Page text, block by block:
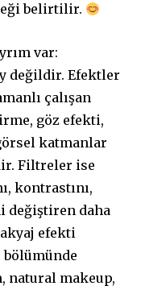
belirtilir.
var:
değildir. Efektler
çalışan
göz efekti,
katmanlar
Filtreler ise
kontrastını,
değiştiren daha
efekti
bölümünde
natural makeup,